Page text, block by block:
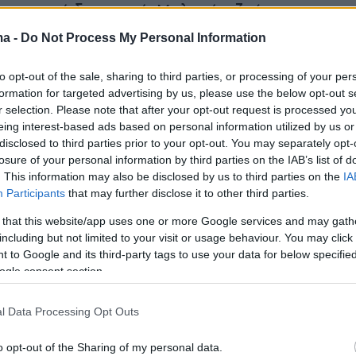
- Do Not Process My Personal Information
opt-out of the sale, sharing to third parties, or processing of your
for targeted advertising by us, please use the below opt-out
selection. Please note that after your opt-out request is processed
interest-based ads based on personal information utilized by us
to third parties prior to your opt-out. You may separately
of your personal information by third parties on the IAB’s list of
This information may also be disclosed by us to third parties on the
Participants that may further disclose it to other third parties.
that this website/app uses one or more Google services and may
but not limited to your visit or usage behaviour. You may
to Google and its third-party tags to use your data for below
consent section.
Data Processing Opt Outs
opt-out of the Sharing of my personal data.
κακή διατροφή. Μολονότι ζούμε πιο
-και αυτό οφείλεται στα πολύ καλά
να έχει τη βιολογική ηλικία ενός 60άρη,
ότι θα πάθει καρκίνο δέκα χρόνια νωρίτερα,
σχετίζεται με την ηλικία».
τουστρες: «Το στρες διεγείρει το
πάλης, δηλαδή το να πιαστείς στα χέρια, το
φυγής που είναι ο φόβος, δηλαδή το
φαινόμενο του παγώματος που είναι η
που είναι χρόνια στρεσαρισμένοι
και πολλές φορές πάσχουν απ’
είναι το επιπλέον στρες, το στρες που δεν